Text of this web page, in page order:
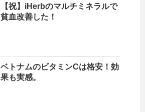
【祝】iHerbのマルチミネラルで
貧血改善した！
ベトナムのビタミンCは格安！効
果も実感。